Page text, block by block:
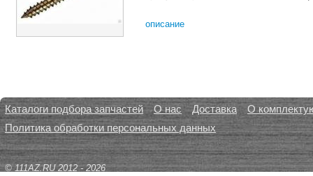
описание
Каталоги подбора запчастей О нас Доставка
О
Политика обработки персональных данных
© 111AZ.RU 2012 - 2026